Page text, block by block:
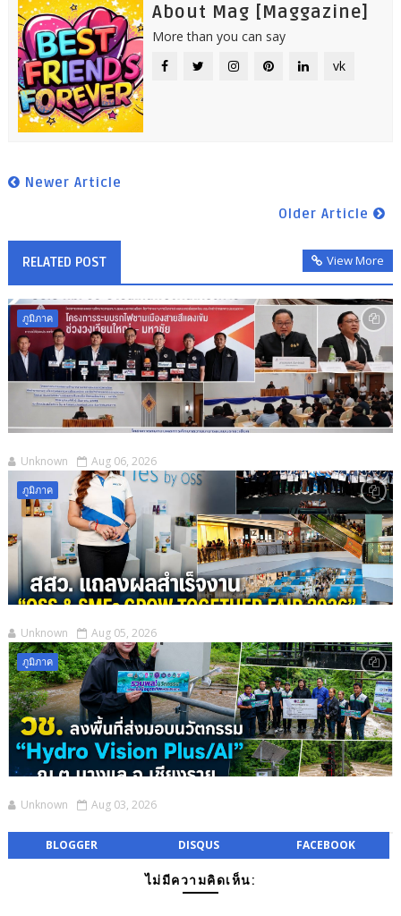
About Mag [Maggazine]
More than you can say
vk
Newer Article
Older Article
RELATED POST View More
ภูมิภาค
Unknown Aug 06, 2026
ภูมิภาค
Unknown Aug 05, 2026
ภูมิภาค
Unknown Aug 03, 2026
BLOGGER DISQUS FACEBOOK
ไม่มีความคิดเห็น: